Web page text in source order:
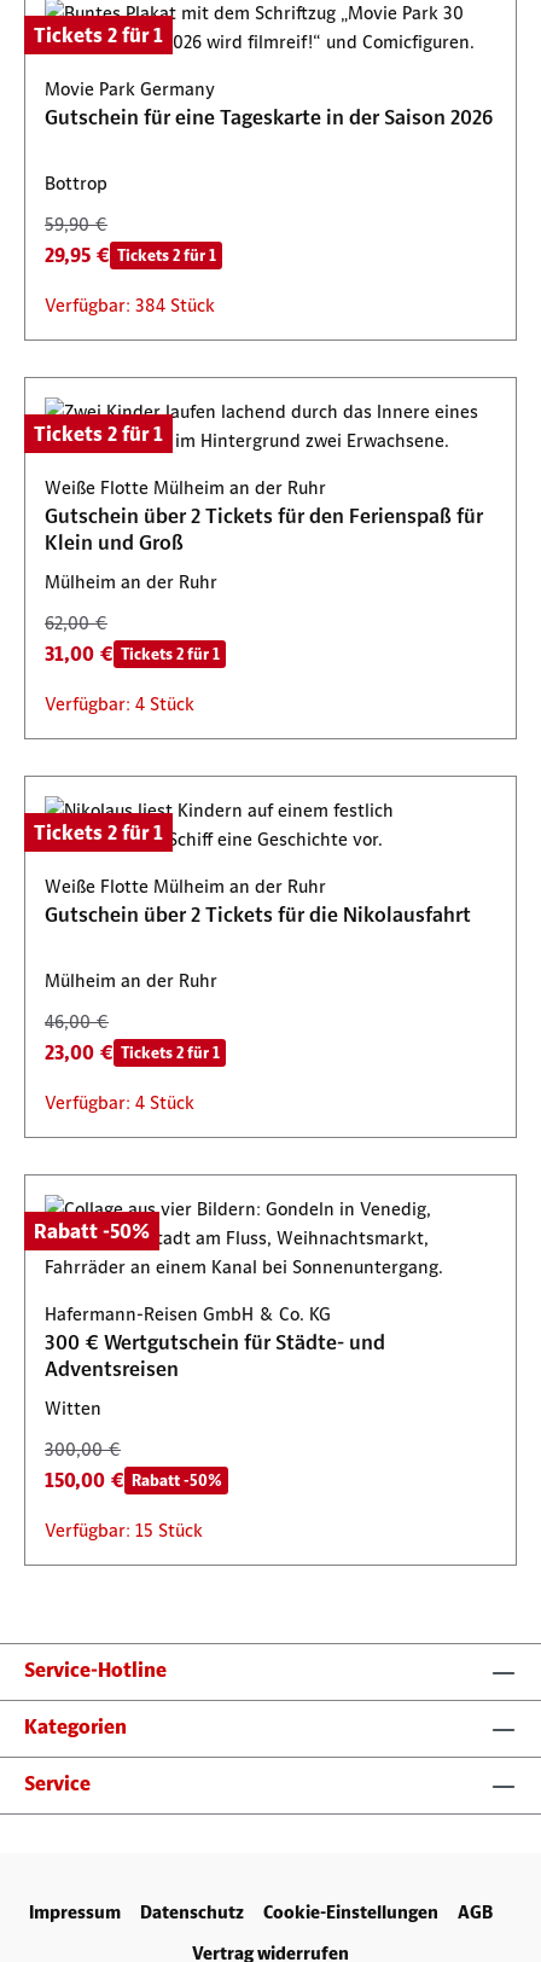
Tickets 2 für 1
Movie Park Germany
Gutschein für eine Tageskarte in der Saison 2026
Bottrop
59,90 €
29,95 € Tickets 2 für 1
Verfügbar: 384 Stück
Tickets 2 für 1
Weiße Flotte Mülheim an der Ruhr
Gutschein über 2 Tickets für den Ferienspaß für
Klein und Groß
Mülheim an der Ruhr
62,00 €
31,00 € Tickets 2 für 1
Verfügbar: 4 Stück
Tickets 2 für 1
Weiße Flotte Mülheim an der Ruhr
Gutschein über 2 Tickets für die Nikolausfahrt
Mülheim an der Ruhr
46,00 €
23,00 € Tickets 2 für 1
Verfügbar: 4 Stück
Rabatt -50%
Hafermann-Reisen GmbH & Co. KG
300 € Wertgutschein für Städte- und
Adventsreisen
Witten
300,00 €
150,00 € Rabatt -50%
Verfügbar: 15 Stück
Service-Hotline
Kategorien
Service
Impressum Datenschutz Cookie-Einstellungen
AGB
Vertrag widerrufen